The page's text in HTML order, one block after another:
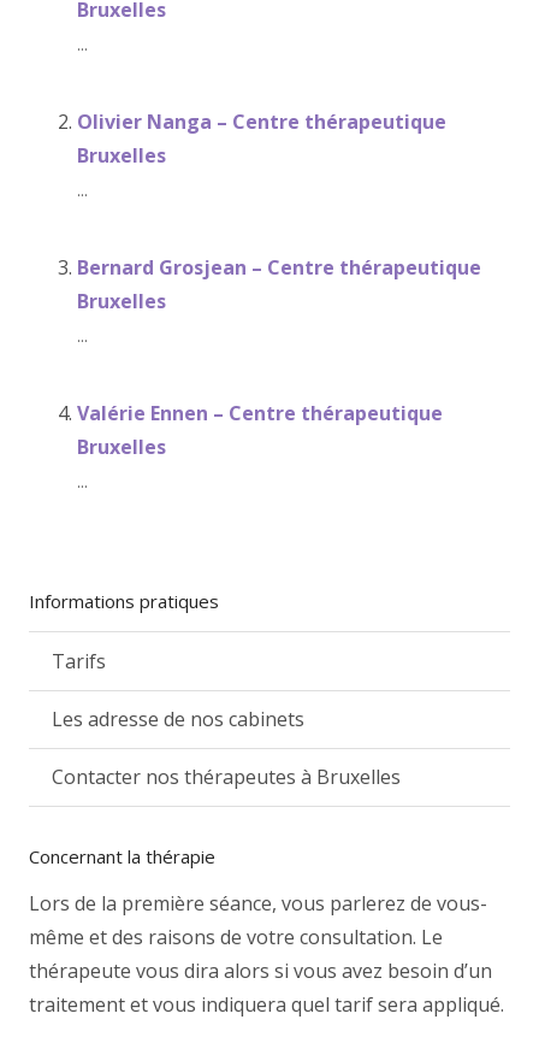
Bruxelles
...
Olivier Nanga – Centre thérapeutique
Bruxelles
...
Bernard Grosjean – Centre thérapeutique
Bruxelles
...
Valérie Ennen – Centre thérapeutique
Bruxelles
...
Informations pratiques
Tarifs
Les adresse de nos cabinets
Contacter nos thérapeutes à Bruxelles
Concernant la thérapie
Lors de la première séance, vous parlerez de vous-
même et des raisons de votre consultation. Le
thérapeute vous dira alors si vous avez besoin d’un
traitement et vous indiquera quel tarif sera appliqué.